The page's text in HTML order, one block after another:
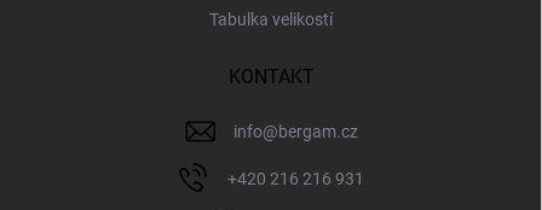
Tabulka velikostí
KONTAKT
info@bergam.cz
+420 216 216 931